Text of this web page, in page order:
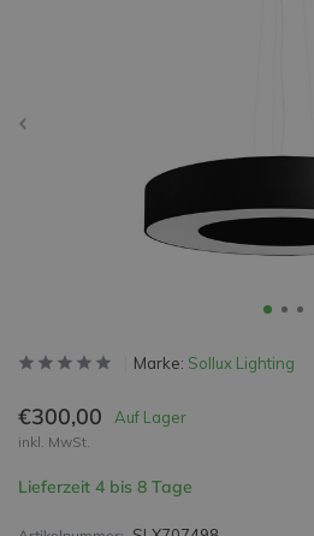
Marke: Sollux Lighting
€300,00 Auf Lager
inkl. MwSt.
Lieferzeit 4 bis 8 Tage